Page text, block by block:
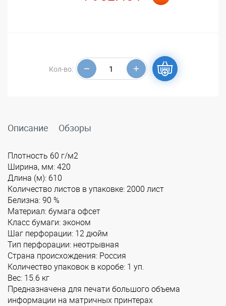
Кол-во:
Описание Обзоры
Плотность 60 г/м2
Ширина, мм: 420
Длина (м): 610
Количество листов в упаковке: 2000 лист
Белизна: 90 %
Материал: бумага офсет
Класс бумаги: эконом
Шаг перфорации: 12 дюйм
Тип перфорации: неотрывная
Страна происхождения: Россия
Количество упаковок в коробе: 1 уп.
Вес: 15.6 кг
Предназначена для печати большого объема
информации на матричных принтерах